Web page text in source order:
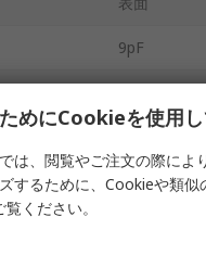
9pF
2
めにCookieを使用
は、閲覧やご注文の際に
するために、Cookieや類似
ください。